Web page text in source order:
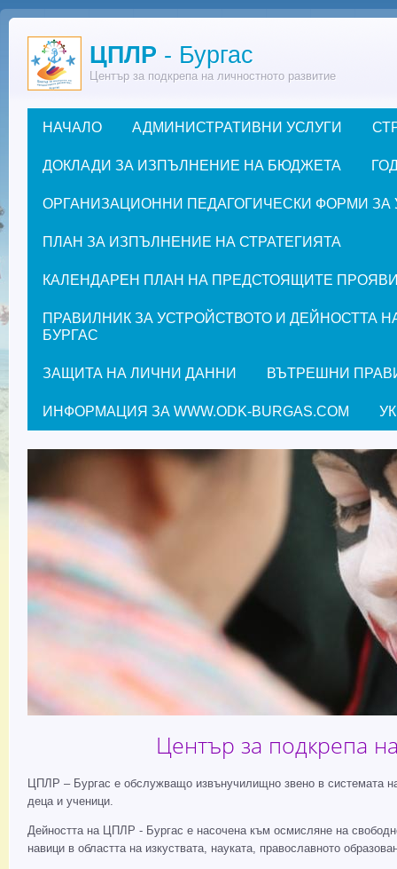
Премини към основното съдържание
ЦПЛР - Бургас
Център за подкрепа на личностното развитие
Основно меню
НАЧАЛО АДМИНИСТРАТИВНИ УСЛУГИ
ДОКЛАДИ ЗА ИЗПЪЛНЕНИЕ НА БЮДЖЕТА
ОРГАНИЗАЦИОННИ ПЕДАГОГИЧЕСКИ ФОРМИ ЗА
ПЛАН ЗА ИЗПЪЛНЕНИЕ НА СТРАТЕГИЯТА
КАЛЕНДАРЕН ПЛАН НА ПРЕДСТОЯЩИТЕ ПРОЯВИ
ПРАВИЛНИК ЗА УСТРОЙСТВОТО И ДЕЙНОСТТА
БУРГАС
ЗАЩИТА НА ЛИЧНИ ДАННИ ВЪТРЕШНИ
ИНФОРМАЦИЯ ЗА WWW.ODK-BURGAS.COM
Център за подкрепа
ЦПЛР – Бургас е обслужващо извънучилищно звено в системата
деца и ученици.
Дейността на ЦПЛР - Бургас е насочена към осмисляне на
навици в областта на изкуствата, науката, православното